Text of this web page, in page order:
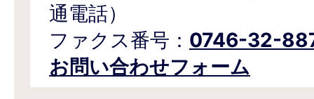
通電話）
ファクス番号： 0746-32-
お問い合わせフォーム